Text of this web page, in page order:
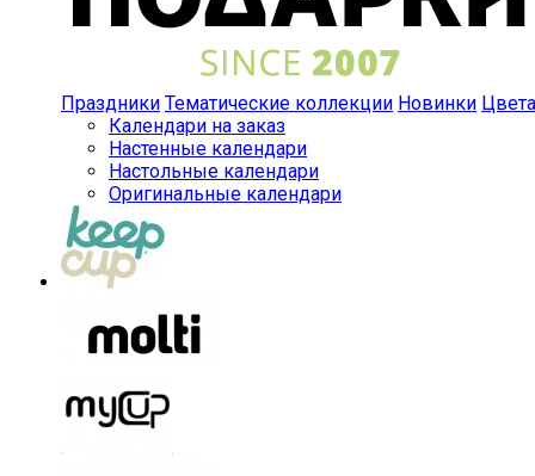
Праздники Тематические коллекции Новинки Цвета
Календари на заказ
Настенные календари
Настольные календари
Оригинальные календари